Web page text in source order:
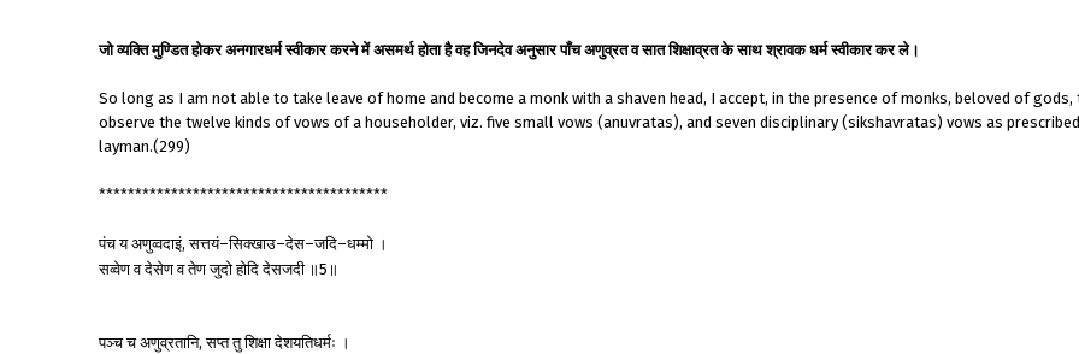
जो व्यक्ति मुण्डित होकर अनगारधर्म स्वीकार करने में असमर्थ होता है वह जिनदेव अनुसार पाँच अणुव्रत व सात शिक्षाव्रत के साथ श्रावक धर्म स्वीकार कर ले।
So long as I am not able to take leave of home and become a monk with a shaven head, I accept, in the presence of monks, beloved of gods,
observe the twelve kinds of vows of a householder, viz. five small vows (anuvratas), and seven disciplinary (sikshavratas) vows as
layman.(299)
****************************************
पंचयअणुव्वदाइं,सत्तयं–सिक्खाउ–देस–जदि–धम्मो ।
सव्वेणवदेसेणवतेणजुदोहोदिदेसजदी ॥5 ॥
पञ्चचअणुव्रतानि,सप्ततुशिक्षादेशयतिधर्मः ।